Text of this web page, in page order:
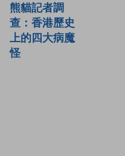
熊貓記者調
查：香港歷史
上的四大病魔
怪